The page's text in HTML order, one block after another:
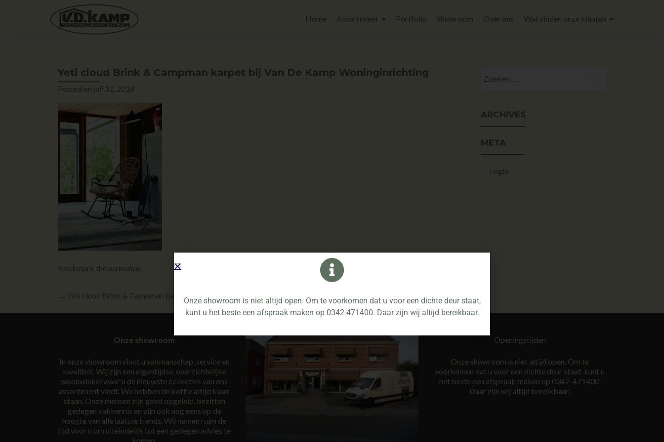
Home Assortiment Portfolio Showroom Over ons Wat vinden onze klanten
Yeti cloud Brink & Campman karpet bij Van De Kamp Woninginrichting
Posted on juli 31, 2018
Bookmark the permalink.
← Yeti cloud Brink & Campman karpet bij Van De Kamp Woninginrichting
ARCHIVES
META
Login
Onze showroom
In onze showroom vindt u vakmanschap, service en
kwaliteit. Wij zijn een eigentijdse, overzichtelijke
woonwinkel waar u de nieuwste collecties van ons
assortiment vindt. We hebben de koffie altijd klaar
staan. Onze mensen zijn goed opgeleid, bezitten
gedegen vakkennis en zijn ook nog eens op de
hoogte van alle laatste trends. Wij nemen ruim de
tijd voor u om uiteindelijk tot een gedegen advies te
Openingstijden
Onze showroom is niet altijd open. Om te
voorkomen dat u voor een dichte deur staat, kunt u
het beste een afspraak maken op 0342-471400.
Daar zijn wij altijd bereikbaar.
Onze showroom is niet altijd open. Om te voorkomen dat u voor een dichte deur staat,
kunt u het beste een afspraak maken op 0342-471400. Daar zijn wij altijd bereikbaar.